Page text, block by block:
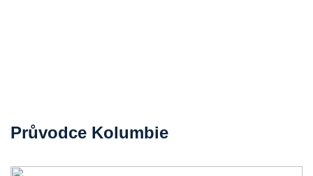
Průvodce Kolumbie